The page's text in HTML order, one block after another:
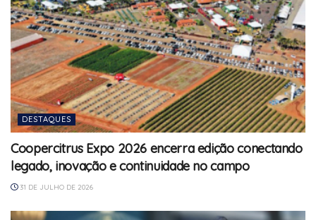
DESTAQUES
Coopercitrus Expo 2026 encerra edição conectando
legado, inovação e continuidade no campo
31 DE JULHO DE 2026